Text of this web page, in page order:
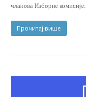
чланова Изборне комисије.
Прочитај више